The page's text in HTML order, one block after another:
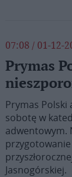
07:08 / 01-12-
Prymas
Prymas Polski
sobotę w
adwentowym.
Jasnogórskiej.